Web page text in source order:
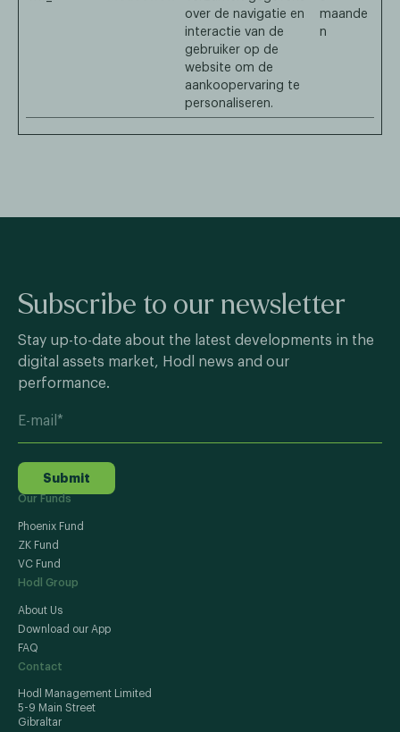
over de navigatie en
interactie van de
gebruiker op de
website om de
aankoopervaring te
personaliseren.
maande
n
Subscribe to our newsletter
Stay up-to-date about the latest developments in the
digital assets market, Hodl news and our
performance.
Submit
Our Funds
Phoenix Fund
ZK Fund
VC Fund
Hodl Group
About Us
Download our App
FAQ
Contact
Hodl Management Limited
5-9 Main Street
Gibraltar